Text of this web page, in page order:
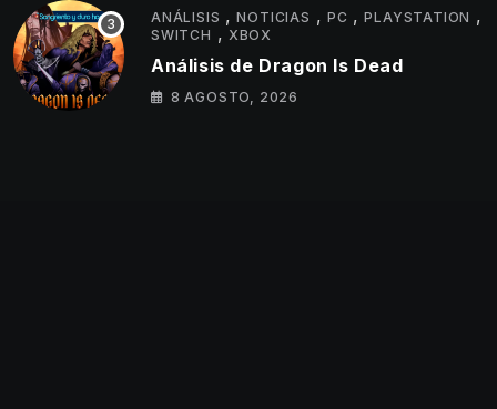
ANÁLISIS ,NOTICIAS , PC ,PLAYSTATION ,
SWITCH ,XBOX
Análisis de Dragon Is Dead
8 AGOSTO, 2026